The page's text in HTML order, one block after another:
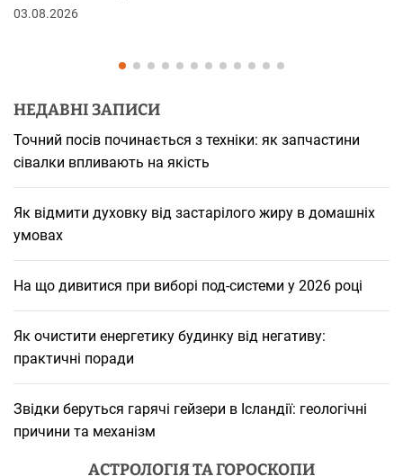
и
і
в
03.08.2026
НЕДАВНІ ЗАПИСИ
Точний посів починається з техніки: як запчастини
сівалки впливають на якість
Як відмити духовку від застарілого жиру в домашніх
умовах
На що дивитися при виборі под-системи у 2026 році
Як очистити енергетику будинку від негативу:
практичні поради
Звідки беруться гарячі гейзери в Ісландії: геологічні
причини та механізм
АСТРОЛОГІЯ ТА ГОРОСКОПИ